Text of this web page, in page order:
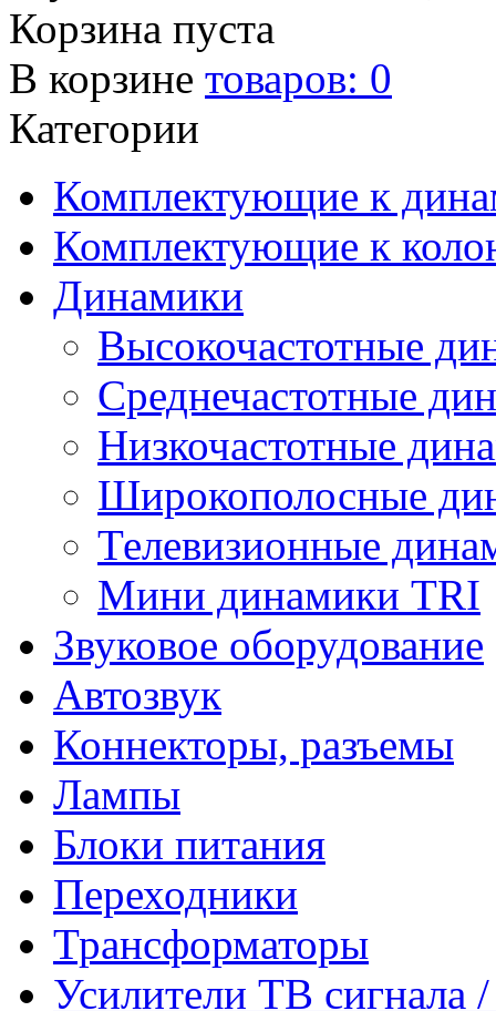
Корзина пуста
В корзине товаров: 0
Категории
Комплектующие к
Комплектующие к
Динамики
Высокочастотные
Среднечастотные
Низкочастотные
Широкополосные
Телевизионные
Мини динамики TRI
Звуковое оборудование
Автозвук
Коннекторы, разъемы
Лампы
Блоки питания
Переходники
Трансформаторы
Усилители ТВ сигнала